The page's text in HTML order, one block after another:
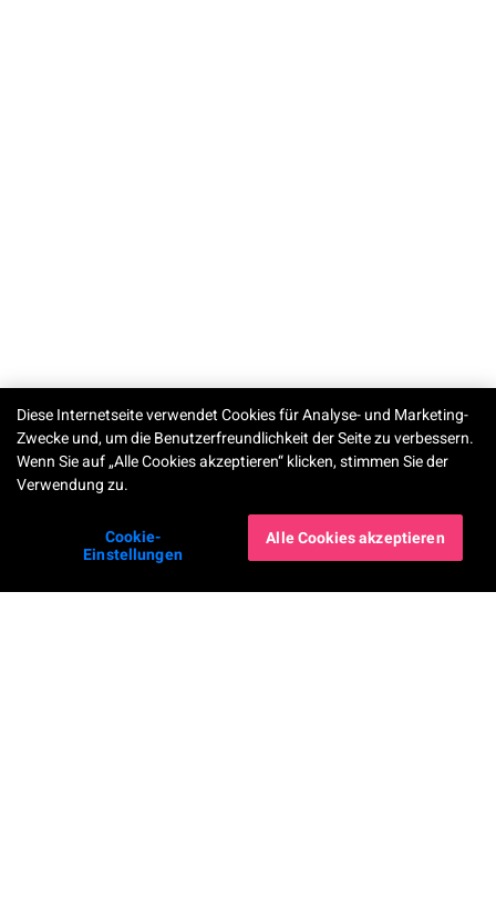
Diese Internetseite verwendet Cookies für Analyse- und Marketing-
Zwecke und, um die Benutzerfreundlichkeit der Seite zu verbessern.
Wenn Sie auf „Alle Cookies akzeptieren“ klicken, stimmen Sie der
Verwendung zu.
Cookie-
Einstellungen
Alle Cookies akzeptieren